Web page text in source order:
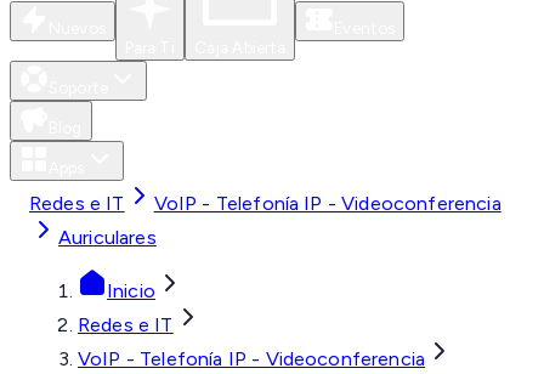
Redes e IT
VoIP - Telefonía IP - Videoconferencia
Auriculares
Inicio
Redes e IT
VoIP - Telefonía IP - Videoconferencia